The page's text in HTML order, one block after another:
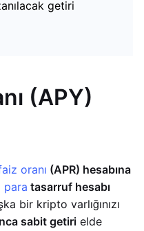
getiri
(APY)
oranı (APR) hesabına
para tasarruf hesabı
bir kripto varlığınızı
sabit getiri elde